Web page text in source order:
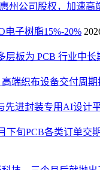
州公司股权，加速高
电子树脂15%-20%
层板为 PCB 行业中长
端织布设备交付周期
先进封装专用AI设计
下旬PCB各类订单交